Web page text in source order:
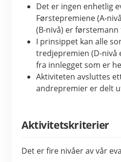
Det er ingen enhetlig
Førstepremiene (A-
(B-nivå) er
I prinsippet kan alle
tredjepremien (D-nivå
fra innlegget som er
Aktiviteten avsluttes
andrepremier er delt
Aktivitetskriterier
Det er fire nivåer av vår